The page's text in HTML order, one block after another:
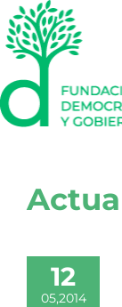
Saltar
al
contenido
12
05,2014